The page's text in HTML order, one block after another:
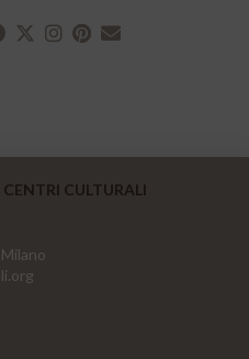
CULTURALI